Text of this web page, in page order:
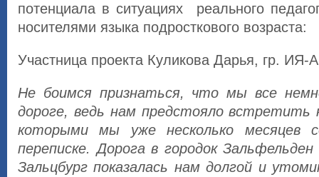
потенциала в ситуациях реального
носителями языка подросткового возраста:
Участница проекта Куликова Дарья, гр. ИЯ-
Не боимся признаться, что мы все
дороге, ведь нам предстояло встретить
которыми мы уже несколько месяцев
переписке. Дорога в городок
Зальцбург показалась нам долгой и